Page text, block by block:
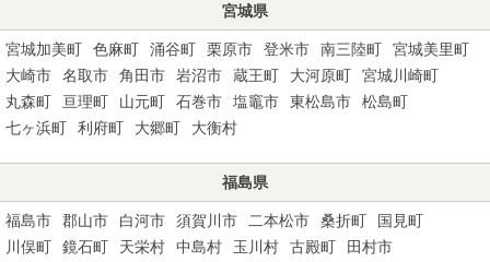
宮城県
宮城加美町 色麻町 涌谷町 栗原市 登米市 南三陸町
宮城美里町
大崎市
名取市 角田市 岩沼市 蔵王町 大河原町
宮城川崎町
丸森町
亘理町 山元町 石巻市 塩竈市 東松島市
松島町
七ヶ浜町
利府町 大郷町 大衡村
福島県
福島市 郡山市 白河市 須賀川市 二本松市 桑折町
国見町
川俣町
鏡石町 天栄村 中島村 玉川村 古殿町
田村市